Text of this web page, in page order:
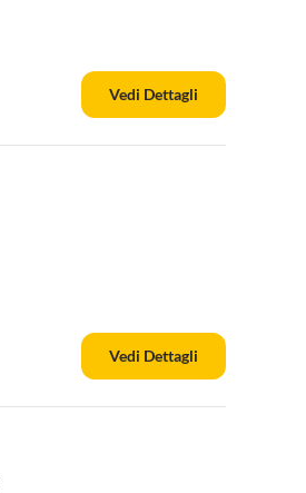
Vedi Dettagli
Vedi Dettagli